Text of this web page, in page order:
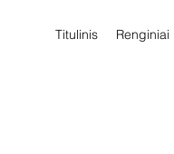
Titulinis Renginiai